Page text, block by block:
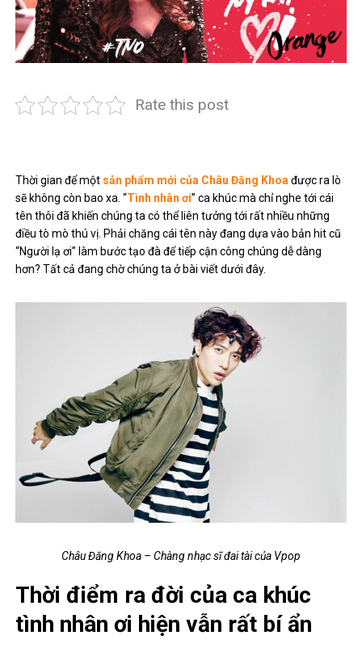
Rate this post
Thời gian để một sản phẩm mới của Châu Đăng Khoa được ra lò
sẽ không còn bao xa. “Tình nhân ơi” ca khúc mà chỉ nghe tới cái
tên thôi đã khiến chúng ta có thể liên tưởng tới rất nhiều những
điều tò mò thú vị. Phải chăng cái tên này đang dựa vào bản hit cũ
“Người lạ ơi” làm bước tạo đà để tiếp cận công chúng dễ dàng
hơn? Tất cả đang chờ chúng ta ở bài viết dưới đây.
Châu Đăng Khoa – Chàng nhạc sĩ đai tài của Vpop
Thời điểm ra đời của ca khúc
tình nhân ơi hiện vẫn rất bí ẩn